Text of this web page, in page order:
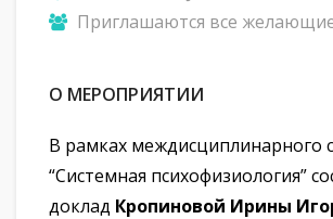
Приглашаются все
О МЕРОПРИЯТИИ
В рамках междисциплинарного
“Системная психофизиология”
доклад Кропиновой Ирины